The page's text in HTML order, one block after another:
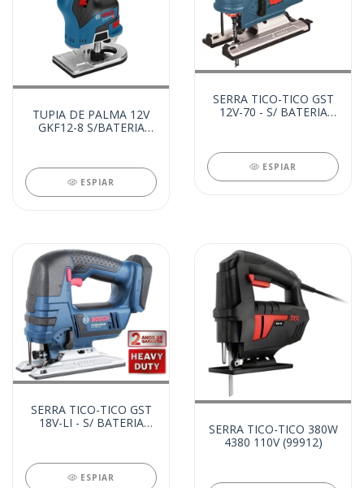
TUPIA DE PALMA 12V
GKF12-8 S/BATERIA
ESPIAR
SERRA TICO-TICO GST
12V-70 - S/ BATERIA
ESPIAR
SERRA TICO-TICO GST
18V-LI - S/ BATERIA
ESPIAR
SERRA TICO-TICO 380W
4380 110V (99912)